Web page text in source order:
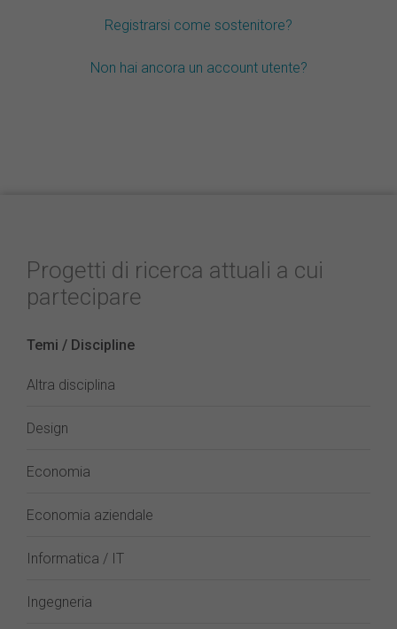
Registrarsi come sostenitore?
Non hai ancora un account utente?
Progetti di ricerca attuali a cui
partecipare
Temi / Discipline
Altra disciplina
Design
Economia
Economia aziendale
Informatica / IT
Ingegneria
Français